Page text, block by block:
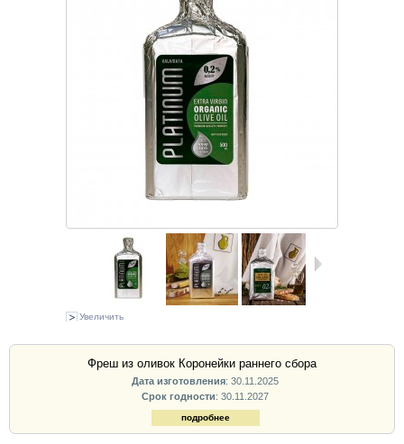
Увеличить
Фреш из оливок Коронейки раннего сбора
Дата изготовления: 30.11.2025
Срок годности: 30.11.2027
подробнее